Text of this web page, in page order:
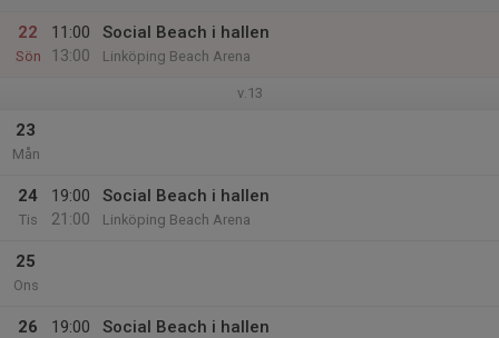
22
Sön
11:00
13:00
Social Beach i hallen
Linköping Beach Arena
v.13
23
Mån
24
Tis
19:00
21:00
Social Beach i hallen
Linköping Beach Arena
25
Ons
26
19:00
Social Beach i hallen